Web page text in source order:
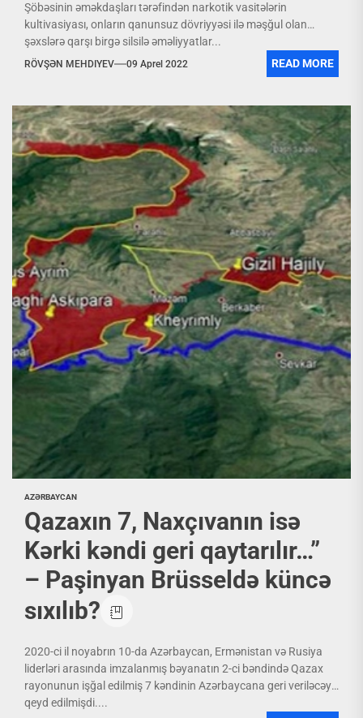
Şöbəsinin əməkdaşları tərəfindən narkotik vasitələrin
kultivasiyası, onların qanunsuz dövriyyəsi ilə məşğul olan
şəxslərə qarşı birgə silsilə əməliyyatlar...
RÖVŞƏN MEHDIYEV 09 Aprel 2022 READ MORE
AZƏRBAYCAN
Qazaxın 7, Naxçıvanın isə
Kərki kəndi geri qaytarılır…”
– Paşinyan Brüsseldə küncə
sıxılıb?
2020-ci il noyabrın 10-da Azərbaycan, Ermənistan və Rusiya
liderləri arasında imzalanmış bəyanatın 2-ci bəndində Qazax
rayonunun işğal edilmiş 7 kəndinin Azərbaycana geri veriləcəyi
qeyd edilmişdi....